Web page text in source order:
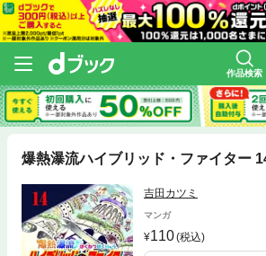
作品検索
爆熱瀑流ハイブリッド・ファイター
吉田カツミ
マンガ
110(税込)